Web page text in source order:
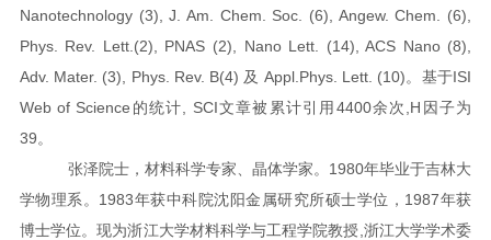
Nanotechnology (3), J. Am. Chem. Soc. (6), Angew. Chem. (6),
Phys. Rev. Lett.(2), PNAS (2), Nano Lett. (14), ACS Nano (8),
Adv. Mater. (3), Phys. Rev. B(4) 及 Appl.Phys. Lett. (10)。基于ISI
Web of Science的统计, SCI文章被累计引用4400余次,H因子为
39。
张泽院士，材料科学专家、晶体学家。1980年毕业于吉林大
学物理系。1983年获中科院沈阳金属研究所硕士学位，1987年获
博士学位。现为浙江大学材料科学与工程学院教授,浙江大学学术委